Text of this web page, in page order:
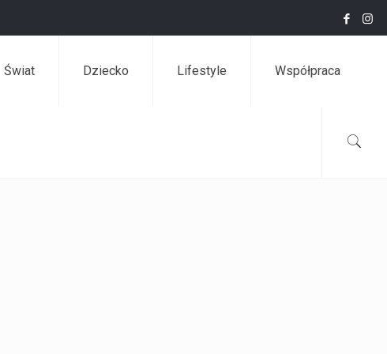
Świat Dziecko Lifestyle Współpraca